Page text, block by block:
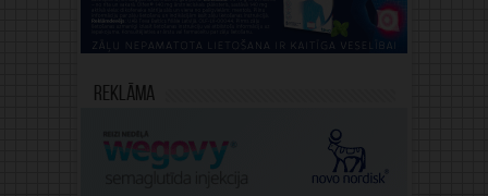
Reklāma